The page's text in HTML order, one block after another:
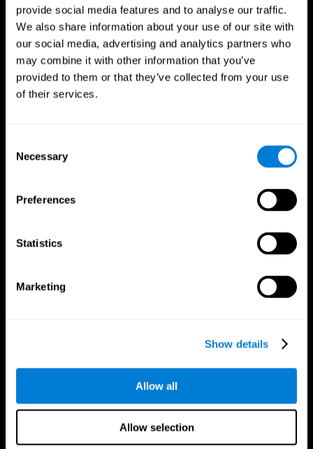
provide social media features and to analyse our traffic.
We also share information about your use of our site with
our social media, advertising and analytics partners who
may combine it with other information that you’ve
provided to them or that they’ve collected from your use
of their services.
Selection
Necessary
Preferences
Statistics
Marketing
Show details
Allow all
Allow selection
CogniFitアプリ
あなたの脳
脳の部分
脳機能
注意
コンピューターゲーム
高齢者トレーニング
システマティック・レビュー
マインドゲーム